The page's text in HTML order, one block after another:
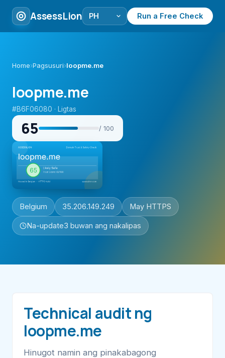
AssessLion Run a Free Check
Home›Pagsusuri›loopme.me
loopme.me
#B6F06080 · Ligtas
65 / 100
Belgium 35.206.149.249 May HTTPS
Na-update3 buwan ang nakalipas
Technical audit ng
loopme.me
Hinugot namin ang pinakabagong